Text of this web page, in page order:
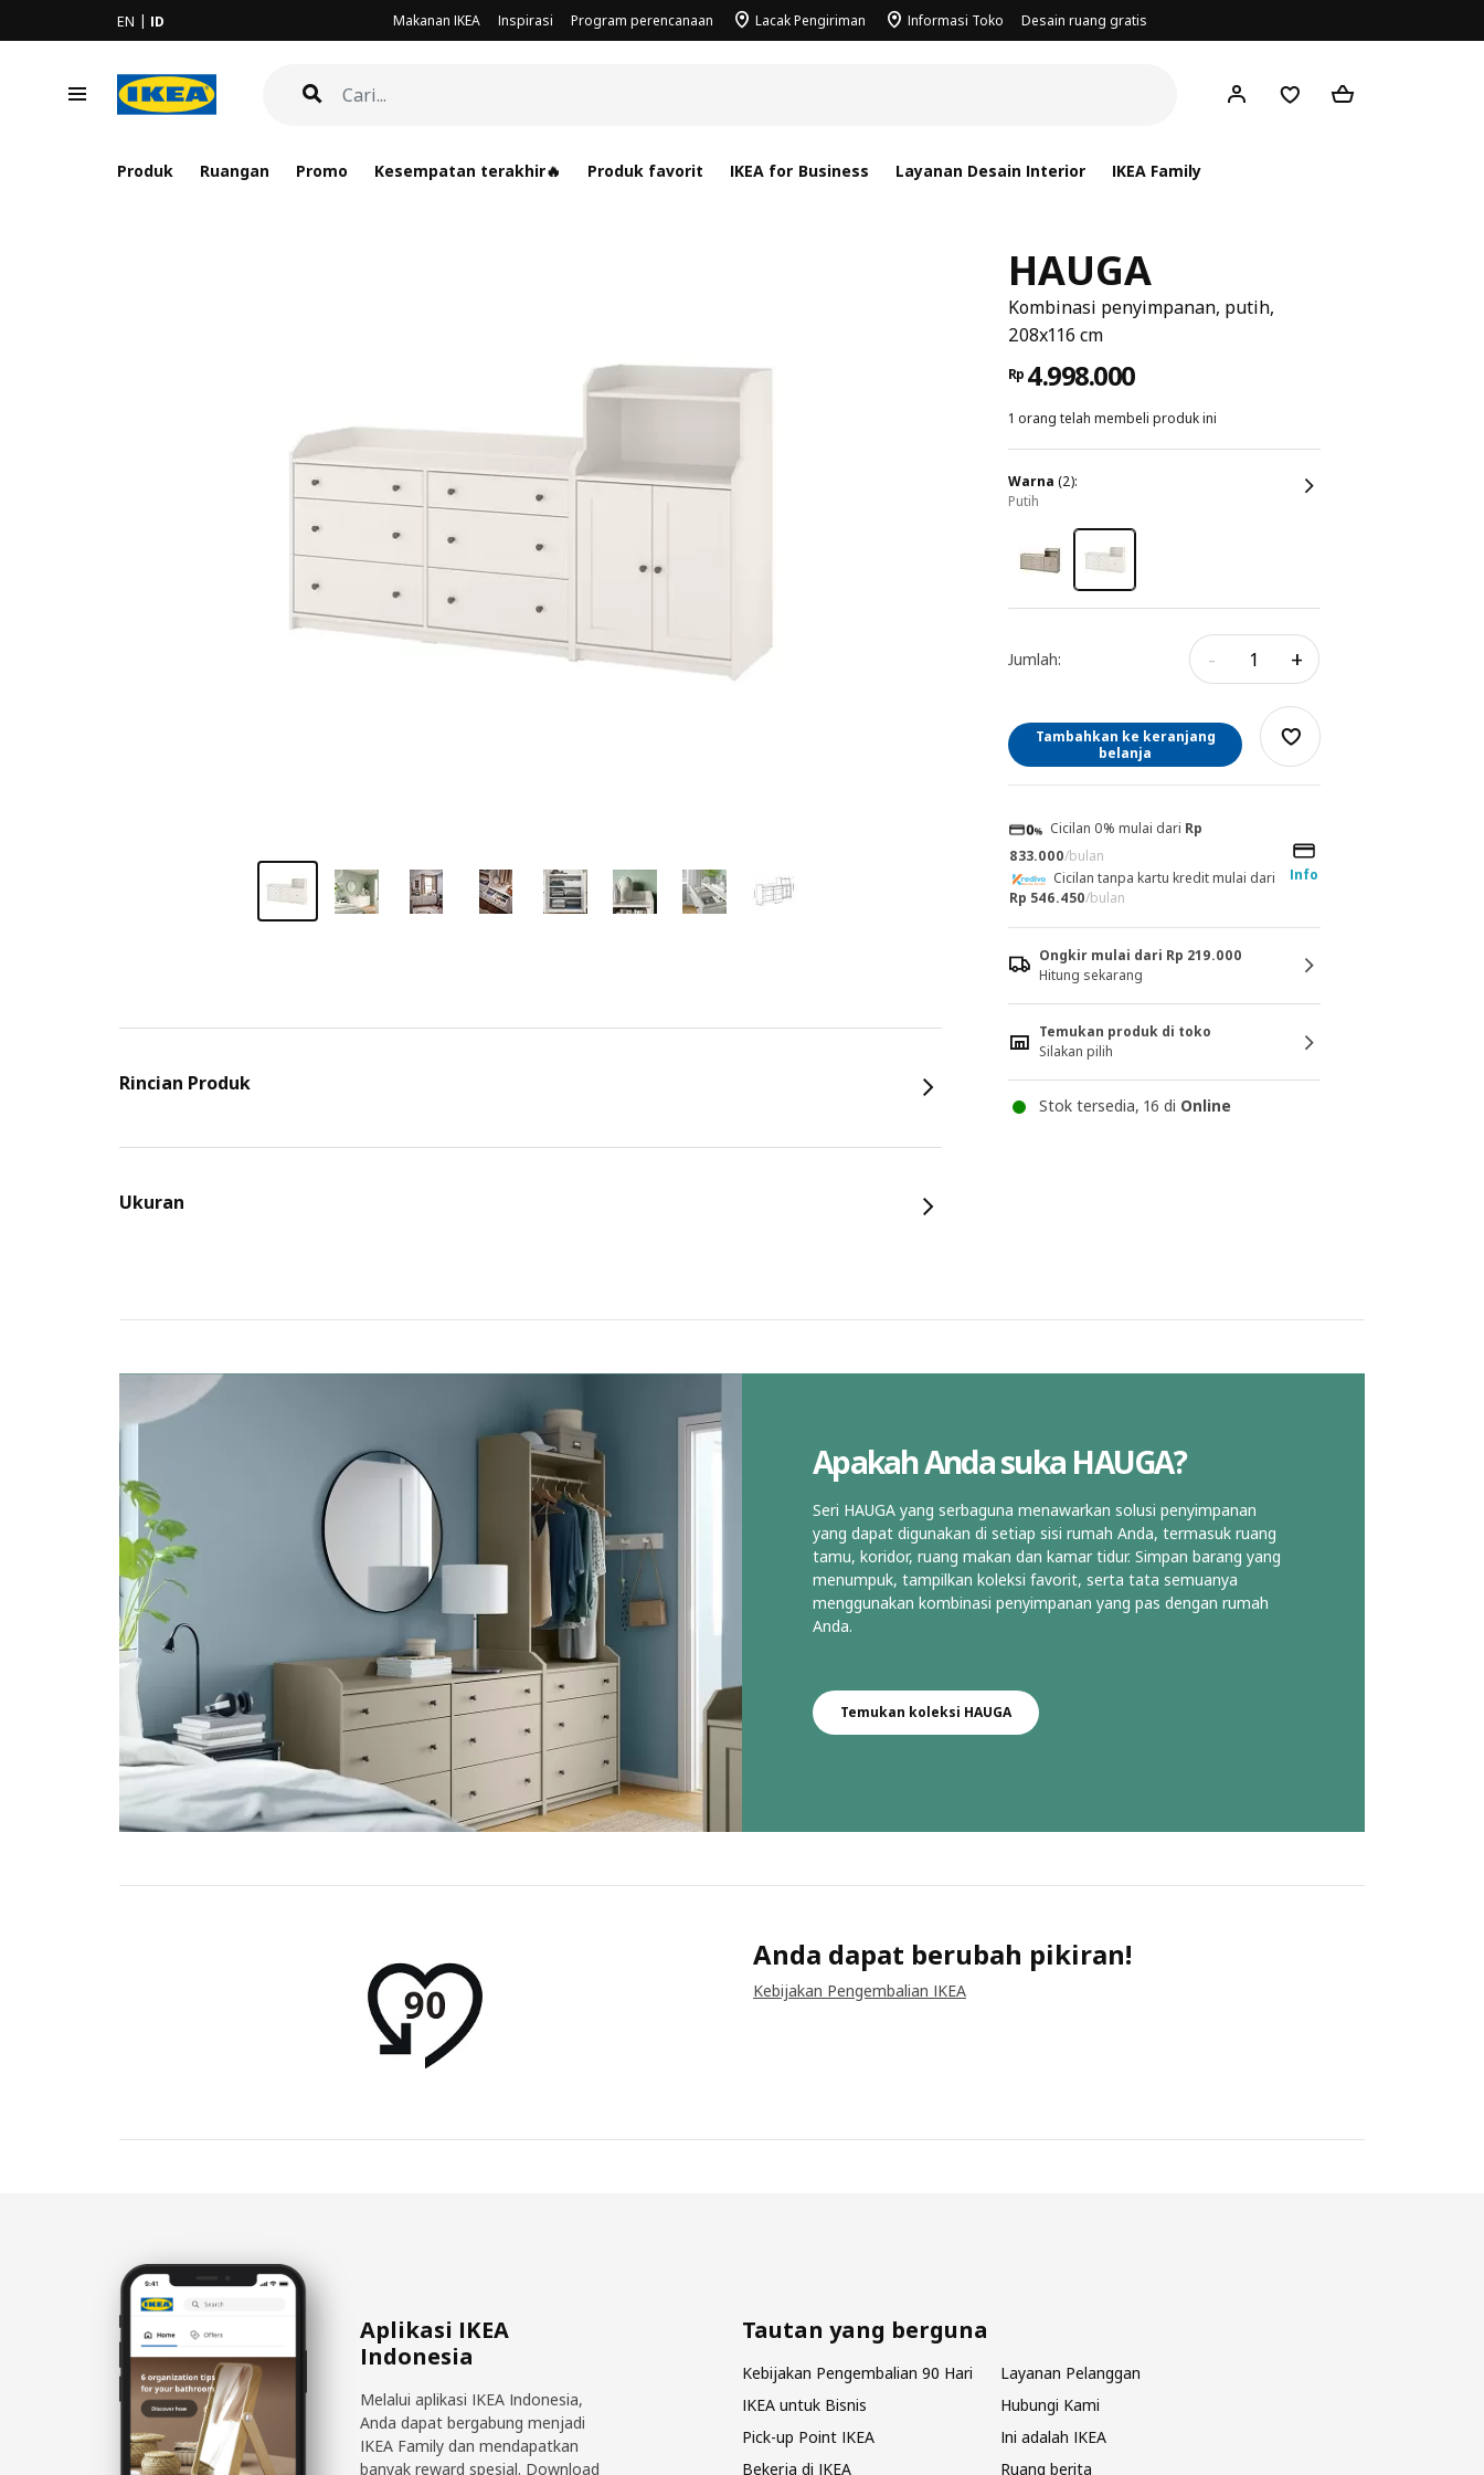
EN ID Makanan IKEA Inspirasi Program perencanaan Lacak Pengiriman Informasi Toko Desain ruang gratis
Produk Ruangan Promo Kesempatan terakhir🔥 Produk favorit IKEA for Business Layanan Desain Interior IKEA Family
HAUGA
Kombinasi penyimpanan, putih,
208x116 cm
Rp 4.998.000
1 orang telah membeli produk ini
warna (2):
putih
Jumlah: - +
Tambahkan ke keranjang
belanja
Cicilan 0% mulai dari Rp
833.000/bulan
Info
Cicilan tanpa kartu kredit mulai dari
Rp 546.450/bulan
Ongkir mulai dari Rp 219.000
Hitung sekarang
Temukan produk di toko
Silakan pilih
Stok tersedia, 16 di Online
Rincian Produk
Ukuran
Apakah Anda suka HAUGA?
Seri HAUGA yang serbaguna menawarkan solusi penyimpanan
yang dapat digunakan di setiap sisi rumah Anda, termasuk ruang
tamu, koridor, ruang makan dan kamar tidur. Simpan barang yang
menumpuk, tampilkan koleksi favorit, serta tata semuanya
menggunakan kombinasi penyimpanan yang pas dengan rumah
Anda. ​
Temukan koleksi HAUGA
Anda dapat berubah pikiran!
Kebijakan Pengembalian IKEA
Aplikasi IKEA
Indonesia
Melalui aplikasi IKEA Indonesia,
Anda dapat bergabung menjadi
IKEA Family dan mendapatkan
banyak reward spesial. Download
Tautan yang berguna
Kebijakan Pengembalian 90 Hari
Layanan Pelanggan
IKEA untuk Bisnis
Hubungi Kami
Pick-up Point IKEA
Ini adalah IKEA
Bekerja di IKEA
Ruang berita